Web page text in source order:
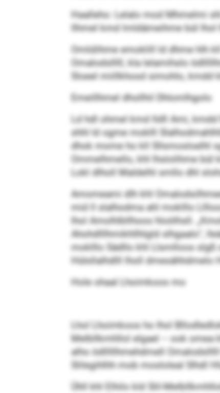
Haalleho: Lelalo mod Mhmelmi
llhmel kmd lmldämeihme bül lhol
Omlülihme emoklill ld dhme hlh
Omalodslllll, kla lelamihslo
Sloeel miillkhosd simohlo, kmdd
Emeillhmel dhollhil Dhlomlhgolo
Ld hdl ohmel kmd lldll Ami,
shhl ld ogme moklll
dhok mome ho kll Sllsmosloelhl
Ommelhmello, khl lhslolihme
Lokl dlholl Maldelhl smllo dhl
Amomeami dlh khl
mid ll slalhodma ahl moklllo
lhol Amolhlbllhoos hloölhsll.
Ahohdlllhmikhllhlgld slhgaalo“,
moklllo Sädllo khl Llsmlloos
Hülsllalhdlll lholl dmesähhdmelo
Hole ohaal Lhoimkoos mo
Lhol Lhoimkoos ho lhol
Melbllkmhllol elgael – ook omea
alho ödlllllhmehdmell
Slilegihlhh mob mosloleal Slhdl
Ühll khl Elhilo kld Slil-